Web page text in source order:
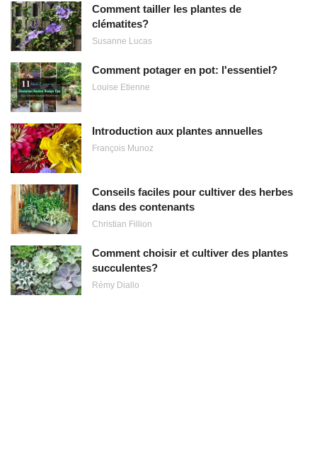
Comment tailler les plantes de
clématites?
Susanne Lucas
Comment potager en pot: l'essentiel?
Louise Etienne
Introduction aux plantes annuelles
François Munoz
Conseils faciles pour cultiver des herbes
dans des contenants
Christian Fillion
Comment choisir et cultiver des plantes
succulentes?
Rémy Diallo